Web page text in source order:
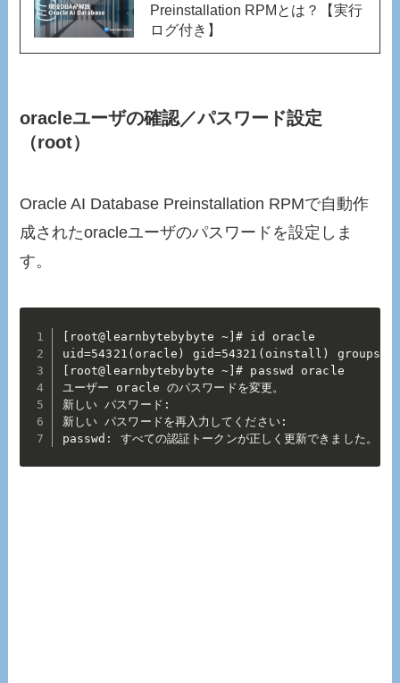
Preinstallation RPMとは？【実行
ログ付き】
oracleユーザの確認／パスワード設定
（root）
Oracle AI Database Preinstallation RPMで自動作
成されたoracleユーザのパスワードを設定しま
す。
[root@learnbytebybyte ~]# id oracle
uid=54321(oracle) gid=54321(oinstall)
[root@learnbytebybyte ~]# passwd oracle
ユーザー oracle のパスワードを変更。
新しい パスワード:
新しい パスワードを再入力してください:
passwd: すべての認証トークンが正しく更新できました。